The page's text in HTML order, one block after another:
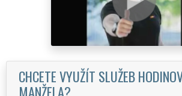
CHCETE VYUŽÍT SLUŽEB
MANŽELA?